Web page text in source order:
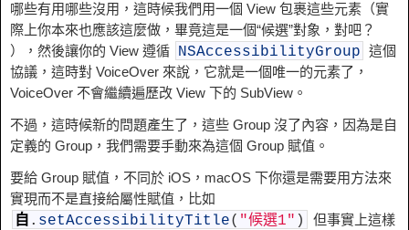
哪些有用哪些沒用，這時候我們用一個 View 包裹這些元素（實
際上你本來也應該這麼做，畢竟這是一個“候選”對象，對吧？
），然後讓你的 View 遵循 NSAccessibilityGroup 這個
協議，這時對 VoiceOver 來說，它就是一個唯一的元素了，
VoiceOver 不會繼續遍歷改 View 下的 SubView。
不過，這時候新的問題產生了，這些 Group 沒了內容，因為是自
定義的 Group，我們需要手動來為這個 Group 賦值。
要給 Group 賦值，不同於 iOS，macOS 下你還是需要用方法來
實現而不是直接給屬性賦值，比如
自 . setAccessibilityTitle( "候選1" )
但事實上這樣